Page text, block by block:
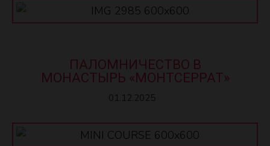
ПАЛОМНИЧЕСТВО В
МОНАСТЫРЬ «МОНТСЕРРАТ»
01.12.2025